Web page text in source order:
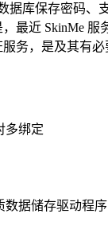
据库保存密码、
最近 SkinMe
务，是及其有必
多绑定
数据储存驱动程序